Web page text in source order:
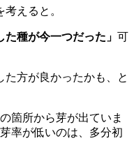
えると。
た種が今一つだった」 可
た方が良かったかも、と
箇所から芽が出ていま
率が低いのは、多分初